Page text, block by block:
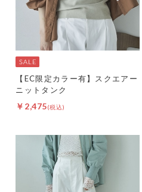
【EC限定カラー有】スクエアー
ニットタンク
￥2,475